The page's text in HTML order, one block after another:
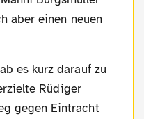
aber einen neuen
Rüdiger
gegen Eintracht